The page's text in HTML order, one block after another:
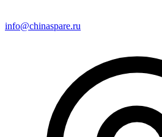
info@chinaspare.ru